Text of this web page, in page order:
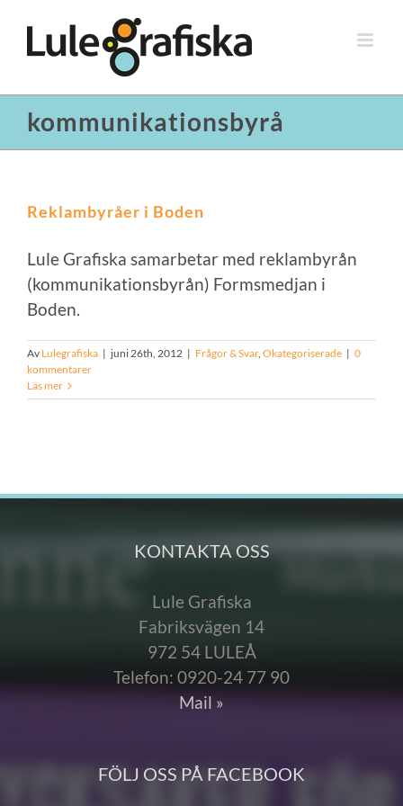
innehållet
kommunikationsbyrå
Reklambyråer i Boden
Lule Grafiska samarbetar med reklambyrån
(kommunikationsbyrån) Formsmedjan i
Boden.
Av Lulegrafiska | juni 26th, 2012 | Frågor & Svar, Okategoriserade | 0
kommentarer
Läs mer
KONTAKTA OSS
Lule Grafiska
Fabriksvägen 14
972 54 LULEÅ
Telefon: 0920-24 77 90
Mail »
FÖLJ OSS PÅ FACEBOOK